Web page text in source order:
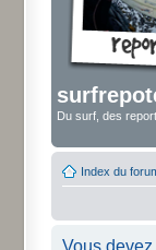
Du surf, des
Index du
Vous